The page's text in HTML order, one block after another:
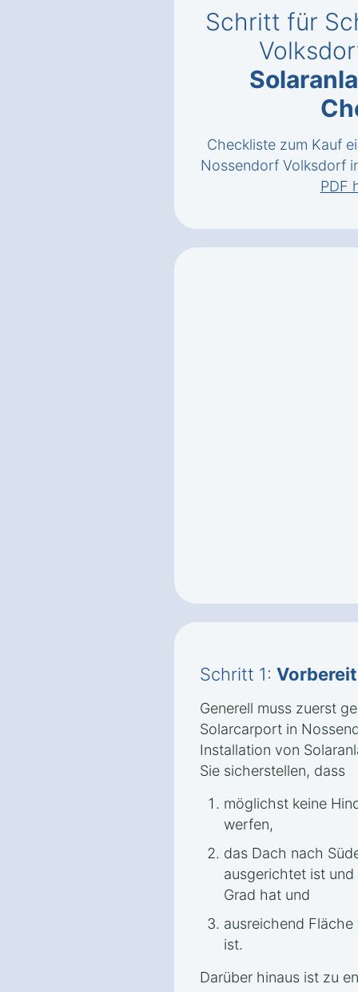
Schritt für
Checkliste zum Kauf
Nossendorf Volksdorf
PDF
Schritt 1:
Generell muss zuerst
Solarcarport in
Installation von
Sie sicherstellen, dass
möglichst keine
werfen,
das Dach nach
ausgerichtet ist
Grad hat und
ausreichend
ist.
Darüber hinaus ist zu